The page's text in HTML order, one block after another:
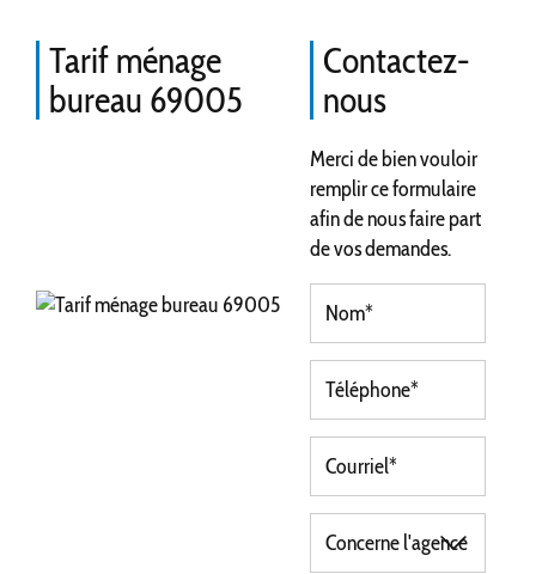
Tarif ménage
bureau 69005
Contactez-
nous
Merci de bien vouloir
remplir ce formulaire
afin de nous faire part
de vos demandes.